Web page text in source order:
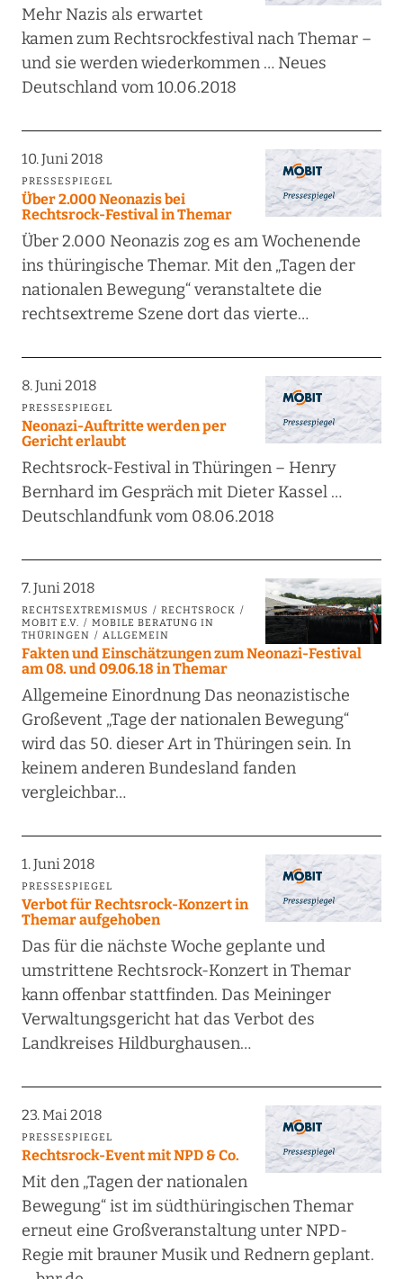
Mehr Nazis als erwartet
kamen zum Rechtsrockfestival nach Themar –
und sie werden wiederkommen … Neues
Deutschland vom 10.06.2018
10. Juni 2018
PRESSESPIEGEL
Über 2.000 Neonazis bei
Rechtsrock-Festival in Themar
Über 2.000 Neonazis zog es am Wochenende
ins thüringische Themar. Mit den „Tagen der
nationalen Bewegung“ veranstaltete die
rechtsextreme Szene dort das vierte…
8. Juni 2018
PRESSESPIEGEL
Neonazi-Auftritte werden per
Gericht erlaubt
Rechtsrock-Festival in Thüringen – Henry
Bernhard im Gespräch mit Dieter Kassel …
Deutschlandfunk vom 08.06.2018
7. Juni 2018
RECHTSEXTREMISMUS
RECHTSROCK
MOBIT E.V.
MOBILE BERATUNG IN
THÜRINGEN
ALLGEMEIN
Fakten und Einschätzungen zum Neonazi-Festival
am 08. und 09.06.18 in Themar
Allgemeine Einordnung Das neonazistische
Großevent „Tage der nationalen Bewegung“
wird das 50. dieser Art in Thüringen sein. In
keinem anderen Bundesland fanden
vergleichbar…
1. Juni 2018
PRESSESPIEGEL
Verbot für Rechtsrock-Konzert in
Themar aufgehoben
Das für die nächste Woche geplante und
umstrittene Rechtsrock-Konzert in Themar
kann offenbar stattfinden. Das Meininger
Verwaltungsgericht hat das Verbot des
Landkreises Hildburghausen…
23. Mai 2018
PRESSESPIEGEL
Rechtsrock-Event mit NPD & Co.
Mit den „Tagen der nationalen
Bewegung“ ist im südthüringischen Themar
erneut eine Großveranstaltung unter NPD-
Regie mit brauner Musik und Rednern geplant.